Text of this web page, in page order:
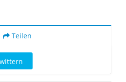
Teilen